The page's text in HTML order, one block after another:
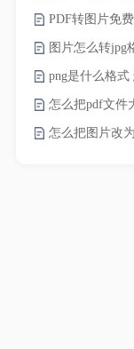
图片怎么转jpg
怎么把图片改